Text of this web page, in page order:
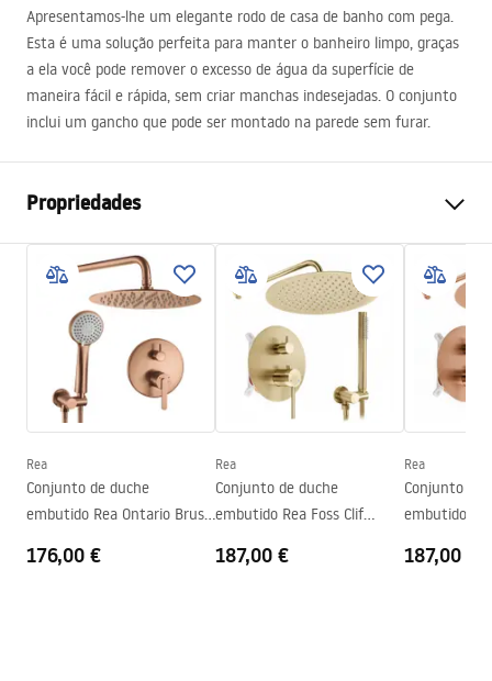
Apresentamos-lhe um elegante rodo de casa de banho com pega.
Esta é uma solução perfeita para manter o banheiro limpo, graças
a ela você pode remover o excesso de água da superfície de
maneira fácil e rápida, sem criar manchas indesejadas. O conjunto
inclui um gancho que pode ser montado na parede sem furar.
Propriedades
Crómio
Materiais
Aço, Plástico
Altura (mm)
165mm
Largura (mm)
258mm
Código do fabricante
REA-70000
Características adicionais
falta
Garantia
Rea
Conjunto de duche
embutido Rea Ontario Brush
176,00 €
Rea
Conjunto de duche
embutido Rea Foss Clif
187,00 €
Rea
Conjunto de
embutido
187,00 €